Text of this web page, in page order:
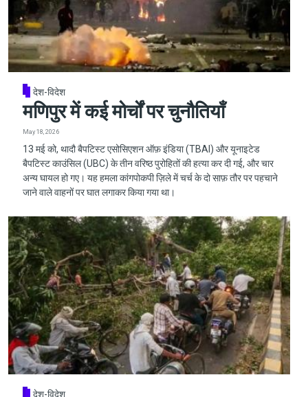
देश-विदेश
मणिपुर में कई मोर्चों पर चुनौतियाँ
May 18, 2026
13 मई को, थादौ बैपटिस्ट एसोसिएशन ऑफ़ इंडिया (TBAI) और यूनाइटेड
बैपटिस्ट काउंसिल (UBC) के तीन वरिष्ठ पुरोहितों की हत्या कर दी गई, और चार
अन्य घायल हो गए। यह हमला कांगपोकपी ज़िले में चर्च के दो साफ़ तौर पर पहचाने
जाने वाले वाहनों पर घात लगाकर किया गया था।
देश-विदेश